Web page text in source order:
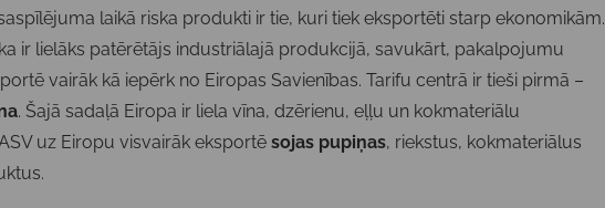
saspīlējuma laikā riska produkti ir tie, kuri tiek eksportēti starp ekonomikām.
ir lielāks patērētājs industriālajā produkcijā, savukārt, pakalpojumu
vairāk kā iepērk no Eiropas Savienības. Tarifu centrā ir tieši pirmā –
. Šajā sadaļā Eiropa ir liela vīna, dzērienu, eļļu un kokmateriālu
ASV uz Eiropu visvairāk eksportēsojas pupiņas, riekstus, kokmateriālus